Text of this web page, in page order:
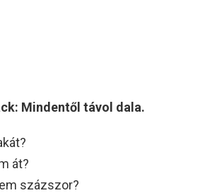
Mindentől távol dala.
át?
százszor?